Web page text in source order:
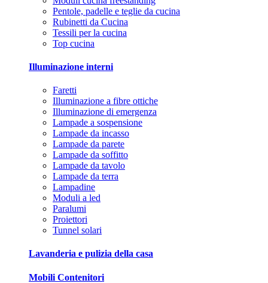
Pentole, padelle e teglie da cucina
Rubinetti da Cucina
Tessili per la cucina
Top cucina
Illuminazione interni
Faretti
Illuminazione a fibre ottiche
Illuminazione di emergenza
Lampade a sospensione
Lampade da incasso
Lampade da parete
Lampade da soffitto
Lampade da tavolo
Lampade da terra
Lampadine
Moduli a led
Paralumi
Proiettori
Tunnel solari
Lavanderia e pulizia della casa
Mobili Contenitori